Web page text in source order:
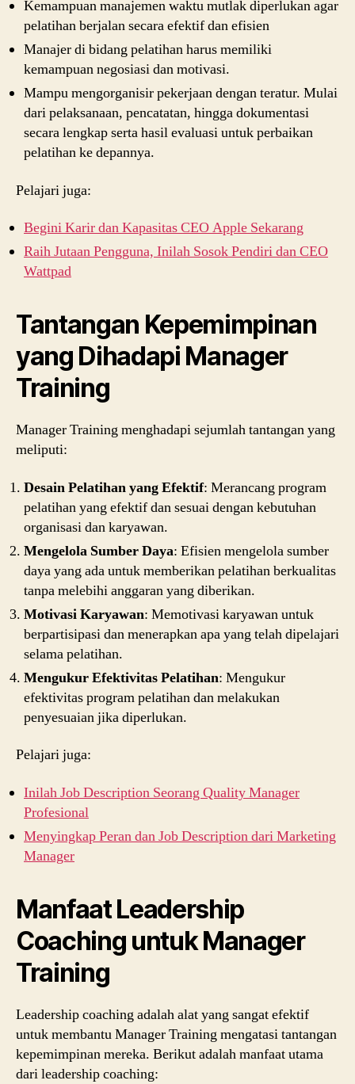
Kemampuan manajemen waktu mutlak diperlukan agar
pelatihan berjalan secara efektif dan efisien
Manajer di bidang pelatihan harus memiliki
kemampuan negosiasi dan motivasi.
Mampu mengorganisir pekerjaan dengan teratur. Mulai
dari pelaksanaan, pencatatan, hingga dokumentasi
secara lengkap serta hasil evaluasi untuk perbaikan
pelatihan ke depannya.
Pelajari juga:
Begini Karir dan Kapasitas CEO Apple Sekarang
Raih Jutaan Pengguna, Inilah Sosok Pendiri dan CEO
Wattpad
Tantangan Kepemimpinan
yang Dihadapi Manager
Training
Manager Training menghadapi sejumlah tantangan yang
meliputi:
Desain Pelatihan yang Efektif: Merancang program
pelatihan yang efektif dan sesuai dengan kebutuhan
organisasi dan karyawan.
Mengelola Sumber Daya: Efisien mengelola sumber
daya yang ada untuk memberikan pelatihan berkualitas
tanpa melebihi anggaran yang diberikan.
Motivasi Karyawan: Memotivasi karyawan untuk
berpartisipasi dan menerapkan apa yang telah dipelajari
selama pelatihan.
Mengukur Efektivitas Pelatihan: Mengukur
efektivitas program pelatihan dan melakukan
penyesuaian jika diperlukan.
Pelajari juga:
Inilah Job Description Seorang Quality Manager
Profesional
Menyingkap Peran dan Job Description dari Marketing
Manager
Manfaat Leadership
Coaching untuk Manager
Training
Leadership coaching adalah alat yang sangat efektif
untuk membantu Manager Training mengatasi tantangan
kepemimpinan mereka. Berikut adalah manfaat utama
dari leadership coaching: